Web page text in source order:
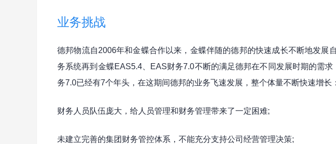
业务挑战
德邦物流自2006年和金蝶合作以来，金蝶伴随的德邦的快速成长不断地发展
务系统再到金蝶EAS5.4、EAS财务7.0不断的满足德邦在不同发展时期的需
务7.0已经有7个年头，在这期间德邦的业务飞速发展，整个体量不断快速增长：
财务人员队伍庞大，给人员管理和财务管理带来了一定困难;
未建立完善的集团财务管控体系，不能充分支持公司经营管理决策;